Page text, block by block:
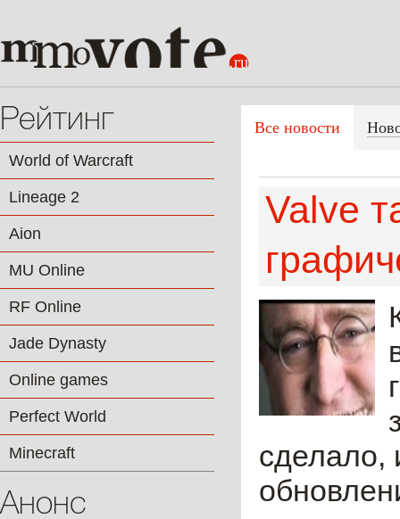
Рейтинг
World of Warcraft
Lineage 2
Aion
MU Online
RF Online
Jade Dynasty
Online games
Perfect World
Minecraft
Анонс
Все новости
Valve
сделало,